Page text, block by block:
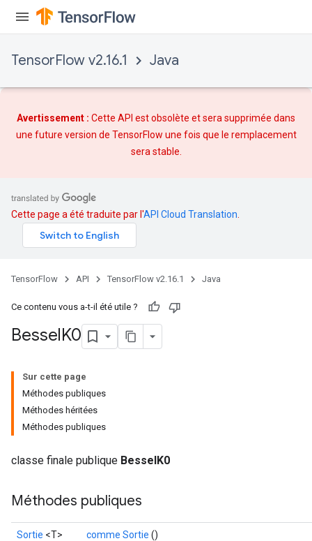
TensorFlow v2.16.1 Java
Avertissement : Cette API est obsolète et sera supprimée dans
une future version de TensorFlow une fois que le remplacement
sera stable.
Cette page a été traduite par l'API Cloud Translation
TensorFlow API TensorFlow v2.16.1 Java
Ce contenu vous a-t-il été utile ?
BesselK0
Sur cette page
Méthodes publiques
Méthodes héritées
Méthodes publiques
classe finale publique BesselK0
Méthodes publiques
Sortie <T> comme Sortie ()